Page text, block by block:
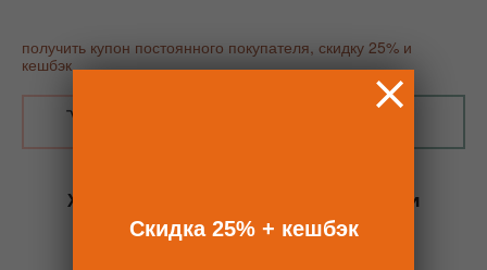
получить купон постоянного покупателя, скидку 25% и
кешбэк
Хотите сразу
и
получить кешбэк?
Скидка сразу после регистрации >>
Скидка 25% + кешбэк